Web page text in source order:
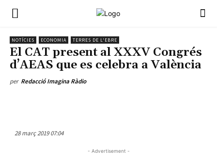
NOTÍCIES ECONOMIA TERRES DE L'EBRE
El CAT present al XXXV Congrés
d’AEAS que es celebra a València
per Redacció Imagina Ràdio
28 març 2019 07:04
- Advertisement -